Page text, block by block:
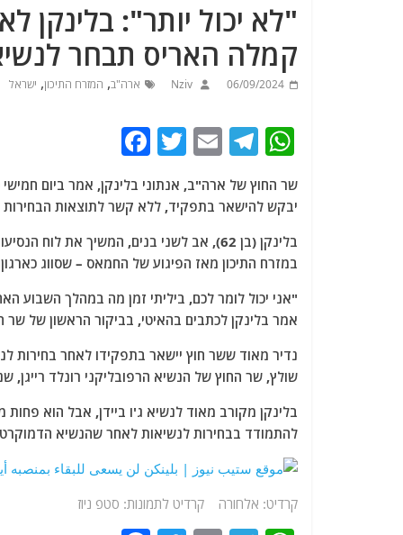
"לא יכול יותר": בלינקן
קמלה האריס תבחר
06/09/2024
Nziv ארה"ב, המזרח התיכון, ישראל
W
at
s
A
p
p
T
e
g
ra
m
E
ai
l
T
itt
er
c
e
b
o
o
k
שר החוץ של ארה"ב, אנתוני בלינקן, אמר ביום חמישי
יבקש להישאר בתפקיד, ללא קשר לתוצאות הבחירות
בלינקן (בן 62), אב לשני בנים, המשיך את
במזרח התיכון מאז הפיגוע של החמאס – שסווג
"אני יכול לומר לכם, ביליתי זמן מה במהלך השבוע
אמר בלינקן לכתבים בהאיטי, בביקור הראשון של שר
נדיר מאוד ששר חוץ יישאר בתפקידו לאחר בחירות
שולץ, שר החוץ של הנשיא הרפובליקני רונלד רייגן,
בלינקן מקורב מאוד לנשיא ג'ו ביידן, אבל הוא
להתמודד בבחירות לנשיאות לאחר שהנשיא הדמוקרטי בן ה-81 פרש מהמירוץ לבית הלבן
קרדיט: אלחורה קרדיט לתמונות: סטפ ניוז